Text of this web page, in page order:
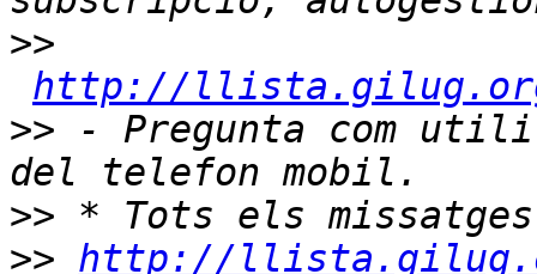
>>
http://
>> - Pregunta com
>>
>> http://